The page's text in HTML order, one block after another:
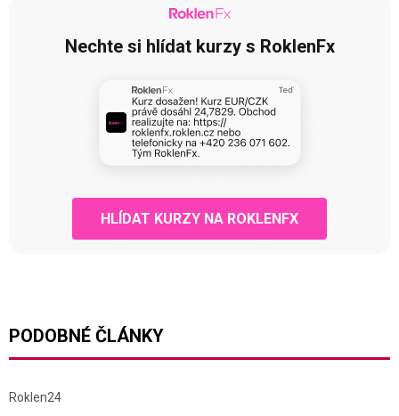
Nechte si hlídat kurzy s RoklenFx
HLÍDAT KURZY NA ROKLENFX
PODOBNÉ ČLÁNKY
Roklen24